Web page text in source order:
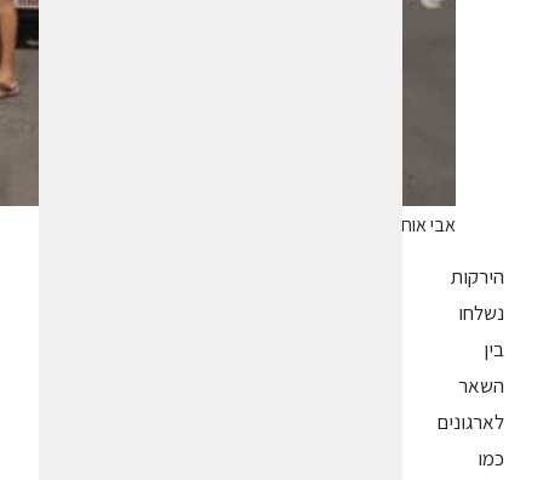
אבי אוחנה ממשק נטורזה במושב עידן. צילום עופרי גלילי
הירקות
נשלחו
בין
השאר
לארגונים
כמו